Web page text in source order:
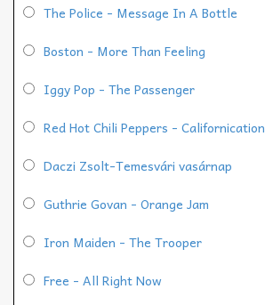
The Police - Message In A Bottle
Boston - More Than Feeling
Iggy Pop - The Passenger
Red Hot Chili Peppers - Californication
Daczi Zsolt-Temesvári vasárnap
Guthrie Govan - Orange Jam
Iron Maiden - The Trooper
Free - All Right Now